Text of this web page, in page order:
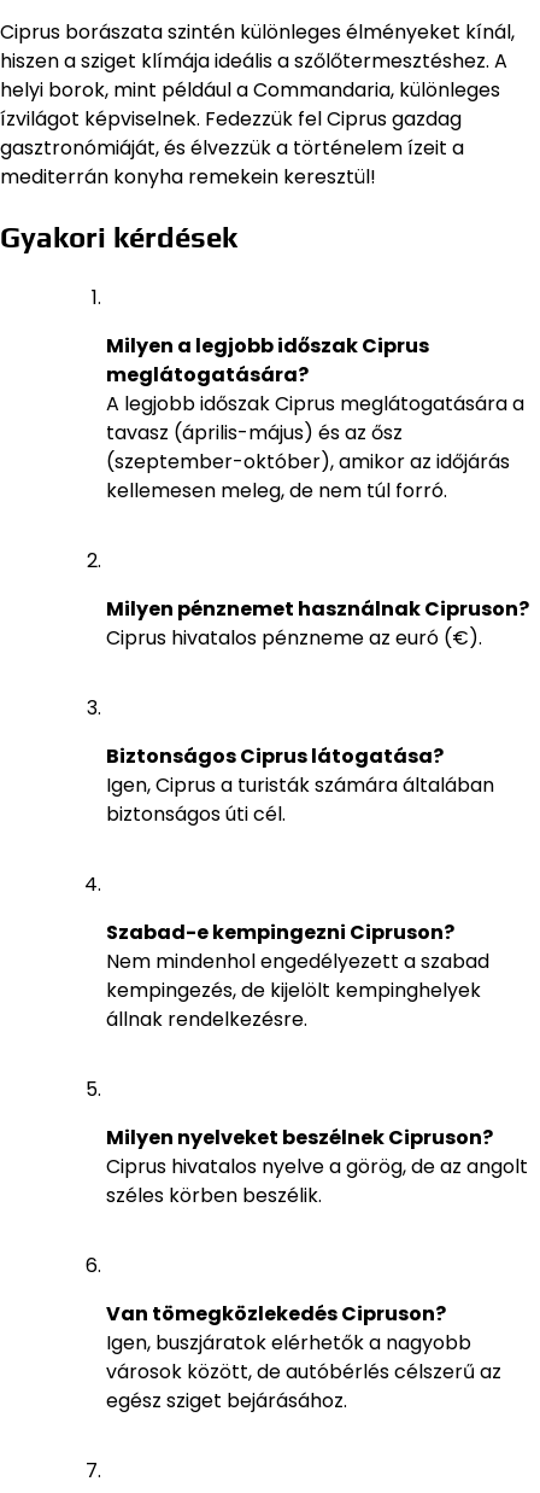
Ciprus borászata szintén különleges élményeket kínál,
hiszen a sziget klímája ideális a szőlőtermesztéshez. A
helyi borok, mint például a Commandaria, különleges
ízvilágot képviselnek. Fedezzük fel Ciprus gazdag
gasztronómiáját, és élvezzük a történelem ízeit a
mediterrán konyha remekein keresztül!
Gyakori kérdések
Milyen a legjobb időszak Ciprus
meglátogatására?
A legjobb időszak Ciprus meglátogatására a
tavasz (április-május) és az ősz
(szeptember-október), amikor az időjárás
kellemesen meleg, de nem túl forró.
Milyen pénznemet használnak Cipruson?
Ciprus hivatalos pénzneme az euró (€).
Biztonságos Ciprus látogatása?
Igen, Ciprus a turisták számára általában
biztonságos úti cél.
Szabad-e kempingezni Cipruson?
Nem mindenhol engedélyezett a szabad
kempingezés, de kijelölt kempinghelyek
állnak rendelkezésre.
Milyen nyelveket beszélnek Cipruson?
Ciprus hivatalos nyelve a görög, de az angolt
széles körben beszélik.
Van tömegközlekedés Cipruson?
Igen, buszjáratok elérhetők a nagyobb
városok között, de autóbérlés célszerű az
egész sziget bejárásához.